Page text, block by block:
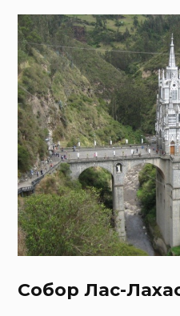
Собор Лас-